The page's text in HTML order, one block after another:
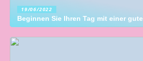
19/06/2022
Beginnen Sie Ihren Tag mit einer